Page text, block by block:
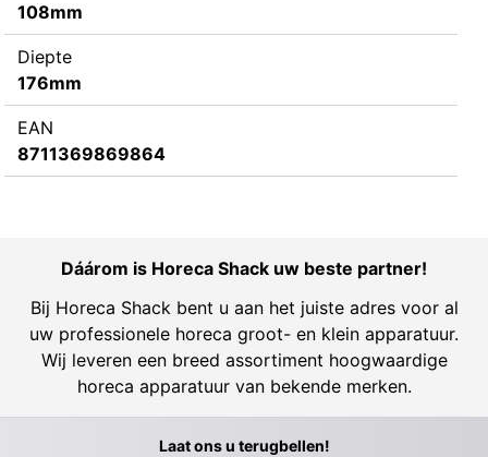
108mm
Diepte
176mm
EAN
8711369869864
Dáárom is Horeca Shack uw beste partner!
Bij Horeca Shack bent u aan het juiste adres voor al
uw professionele horeca groot- en klein apparatuur.
Wij leveren een breed assortiment hoogwaardige
horeca apparatuur van bekende merken.
Laat ons u terugbellen!